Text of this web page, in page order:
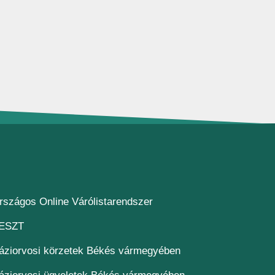
Online Várólistarendszer(új ablakban nyílik meg)
(új ablakban nyílik meg)
körzetek Békés vármegyében